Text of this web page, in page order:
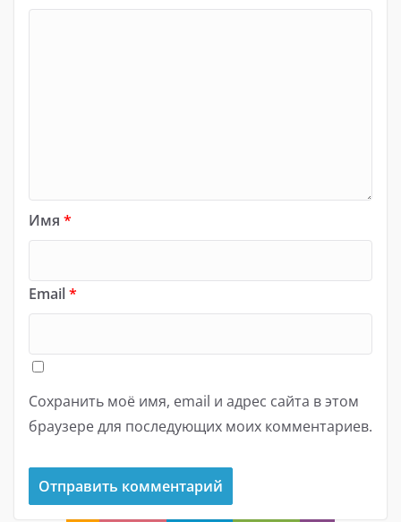
Имя *
Email*
Сохранить моё имя, email и адрес сайта в этом
браузере для последующих моих комментариев.